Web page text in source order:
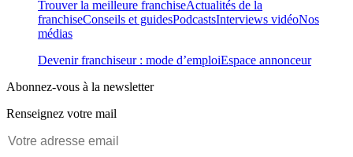
Trouver la meilleure franchiseActualités de la
franchiseConseils et guidesPodcastsInterviews vidéoNos
médias
Devenir franchiseur : mode d’emploiEspace annonceur
Abonnez-vous à la newsletter
Renseignez votre mail